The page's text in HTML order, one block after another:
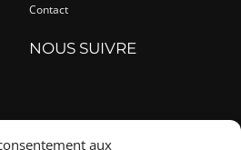
aux
Contact
NOUS SUIVRE